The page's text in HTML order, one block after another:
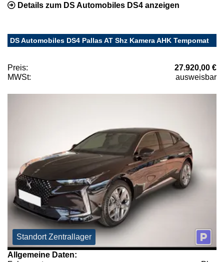
Details zum DS Automobiles DS4 anzeigen
DS Automobiles DS4 Pallas AT Shz Kamera AHK Tempomat
Preis:
27.920,00 €
MWSt:
ausweisbar
Standort Zentrallager
Allgemeine Daten: